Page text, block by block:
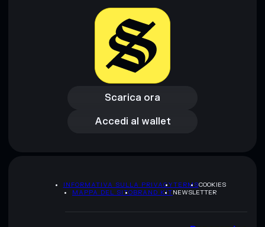
Informati sempre autonomamente. Dati forniti da
Scarica ora
Scarica ora
Accedi al wallet
Accedi al wallet
INFORMATIVA SULLA PRIVACYTERMSCOOKIES
MAPPA DEL SITOBRAND KITNEWSLETTER